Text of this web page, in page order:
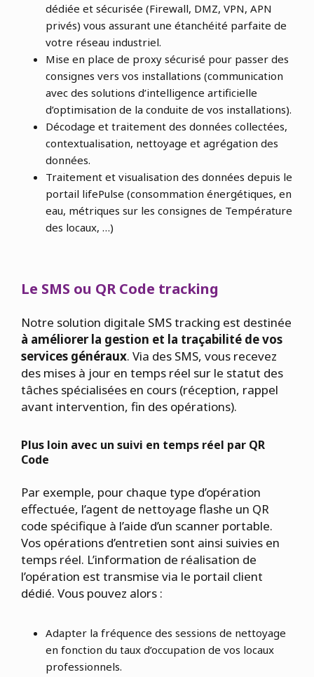
dédiée et sécurisée (Firewall, DMZ, VPN, APN
privés) vous assurant une étanchéité parfaite de
votre réseau industriel.
Mise en place de proxy sécurisé pour passer des
consignes vers vos installations (communication
avec des solutions d’intelligence artificielle
d’optimisation de la conduite de vos installations).
Décodage et traitement des données collectées,
contextualisation, nettoyage et agrégation des
données.
Traitement et visualisation des données depuis le
portail lifePulse (consommation énergétiques, en
eau, métriques sur les consignes de Température
des locaux, …)
Le SMS ou QR Code tracking
Notre solution digitale SMS tracking est destinée
à améliorer la gestion et la traçabilité de vos
services généraux. Via des SMS, vous recevez
des mises à jour en temps réel sur le statut des
tâches spécialisées en cours (réception, rappel
avant intervention, fin des opérations).
Plus loin avec un suivi en temps réel par QR
Code
Par exemple, pour chaque type d’opération
effectuée, l’agent de nettoyage flashe un QR
code spécifique à l’aide d’un scanner portable.
Vos opérations d’entretien sont ainsi suivies en
temps réel. L’information de réalisation de
l’opération est transmise via le portail client
dédié. Vous pouvez alors :
Adapter la fréquence des sessions de nettoyage
en fonction du taux d’occupation de vos locaux
professionnels.